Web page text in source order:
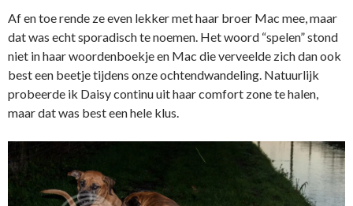
Af en toe rende ze even lekker met haar broer Mac mee, maar
dat was echt sporadisch te noemen. Het woord “spelen” stond
niet in haar woordenboekje en Mac die verveelde zich dan ook
best een beetje tijdens onze ochtendwandeling. Natuurlijk
probeerde ik Daisy continu uit haar comfort zone te halen,
maar dat was best een hele klus.